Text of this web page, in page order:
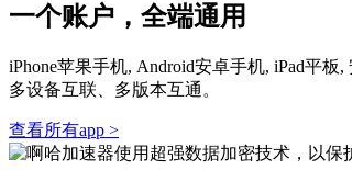
一个账户，全端通用
iPhone苹果手机, Android安卓手机, iPad平
多设备互联、多版本互通。
查看所有app >